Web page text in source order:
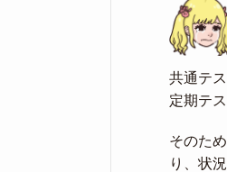
共通テ
定期テ
そのた
り、状